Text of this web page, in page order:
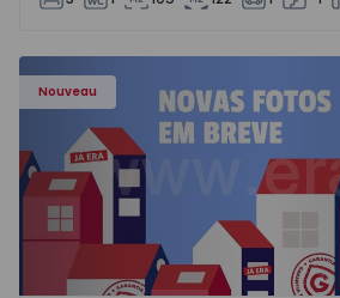
Nouveau
Appartement T3 Porto, Campanhã -